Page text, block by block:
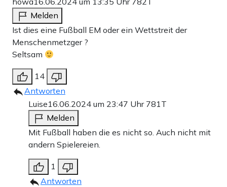
Melden
Ist dies eine Fußball EM oder ein Wettstreit der
Menschenmetzger ?
Seltsam
14
Antworten
Luise16.06.2024 um 23:47 Uhr 781T
Melden
Mit Fußball haben die es nicht so. Auch nicht mit
andern Spielereien.
1
Antworten